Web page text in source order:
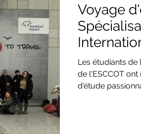
Voyage
Les étudiants de
de l'ESCCOT
d'étude